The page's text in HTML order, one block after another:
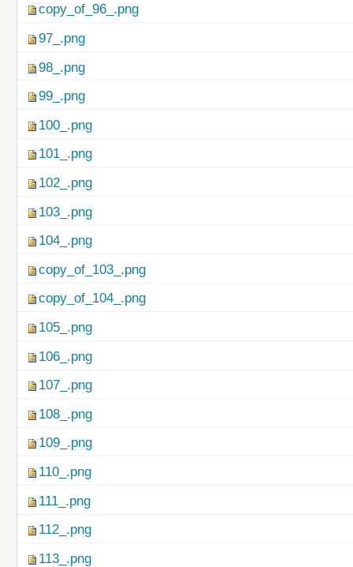
copy_of_96_.png
97_.png
98_.png
99_.png
100_.png
101_.png
102_.png
103_.png
104_.png
copy_of_103_.png
copy_of_104_.png
105_.png
106_.png
107_.png
108_.png
109_.png
110_.png
111_.png
112_.png
113_.png